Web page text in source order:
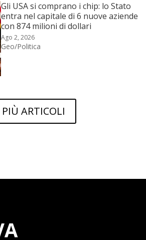
Gli USA si comprano i chip: lo Stato
entra nel capitale di 6 nuove aziende
con 874 milioni di dollari
Ago 2, 2026
Geo/Politica
PIÙ ARTICOLI